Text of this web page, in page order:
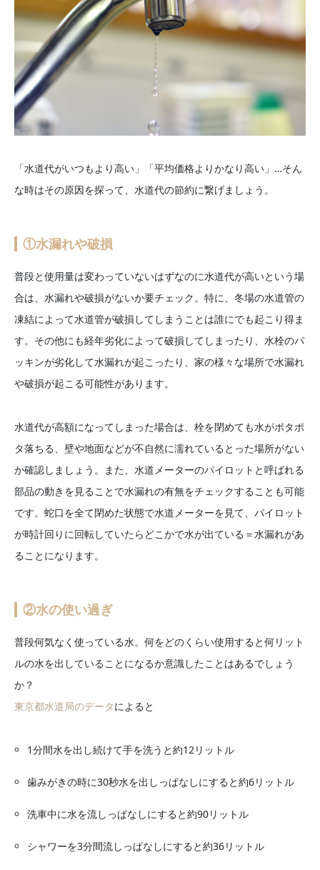
「水道代がいつもより高い」「平均価格よりかなり高い」…そん
な時はその原因を探って、水道代の節約に繋げましょう。
①水漏れや破損
普段と使用量は変わっていないはずなのに水道代が高いという場
合は、水漏れや破損がないか要チェック。特に、冬場の水道管の
凍結によって水道管が破損してしまうことは誰にでも起こり得ま
す。その他にも経年劣化によって破損してしまったり、水栓のパ
ッキンが劣化して水漏れが起こったり、家の様々な場所で水漏れ
や破損が起こる可能性があります。
水道代が高額になってしまった場合は、栓を閉めても水がポタポ
タ落ちる、壁や地面などが不自然に濡れているとった場所がない
か確認しましょう。また、水道メーターのパイロットと呼ばれる
部品の動きを見ることで水漏れの有無をチェックすることも可能
です。蛇口を全て閉めた状態で水道メーターを見て、パイロット
が時計回りに回転していたらどこかで水が出ている＝水漏れがあ
ることになります。
②水の使い過ぎ
普段何気なく使っている水。何をどのくらい使用すると何リット
ルの水を出していることになるか意識したことはあるでしょう
か？
東京都水道局のデータによると
1分間水を出し続けて手を洗うと約12リットル
歯みがきの時に30秒水を出しっぱなしにすると約6リットル
洗車中に水を流しっぱなしにすると約90リットル
シャワーを3分間流しっぱなしにすると約36リットル